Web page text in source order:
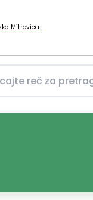
Mitrovica